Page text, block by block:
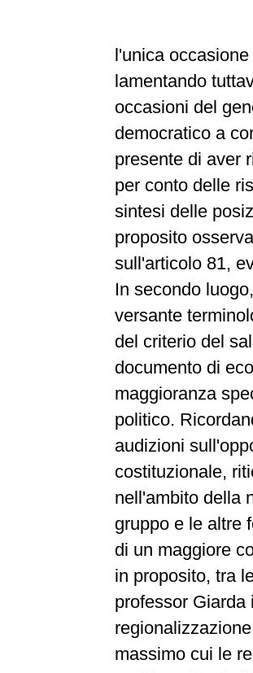
l'unica
lamentando
occasioni del
democratico a
presente di aver
per conto delle
sintesi delle
proposito
sull'articolo 81,
In secondo
versante
del criterio del
documento di
maggioranza
politico.
audizioni
costituzionale,
nell'ambito della
gruppo e le altre
di un maggiore
in proposito, tra
professor
massimo cui le